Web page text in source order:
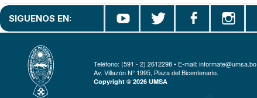
SIGUENOS EN:
Teléfono: (591 - 2) 2612298 • E-mail: informate@umsa.bo
Av. Villazón N° 1995, Plaza del Bicentenario.
Copyright © 2026 UMSA